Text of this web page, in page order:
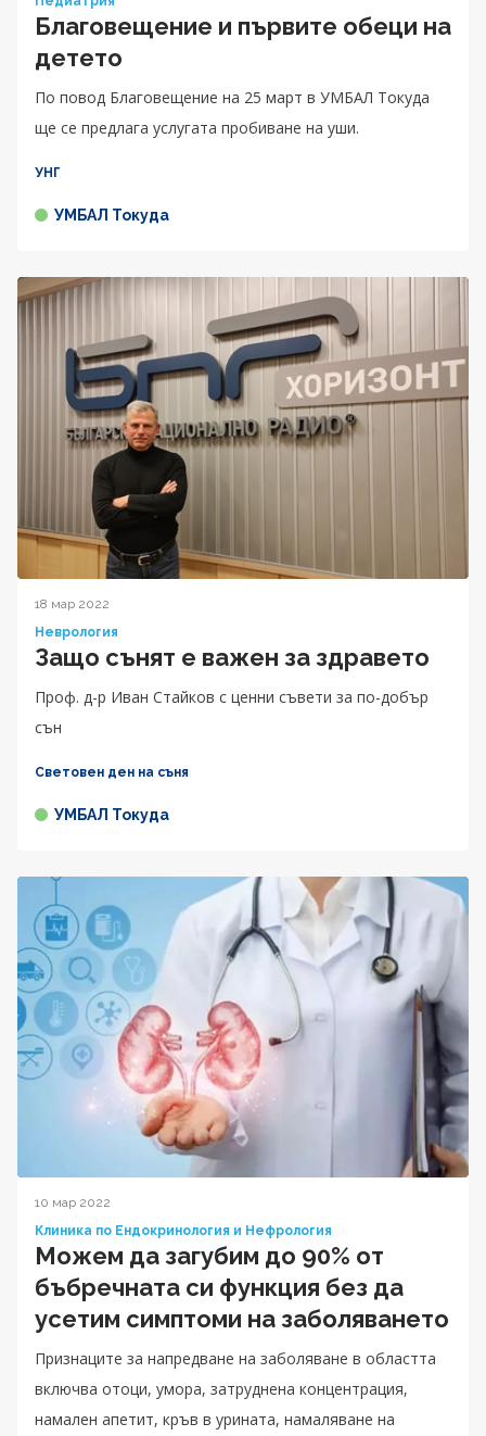
Благовещение и първите обеци на
детето
По повод Благовещение на 25 март в УМБАЛ Токуда
ще се предлага услугата пробиване на уши.
УНГ
УМБАЛ Токуда
18 мар 2022
Неврология
Защо сънят е важен за здравето
Проф. д-р Иван Стайков с ценни съвети за по-добър
сън
Световен ден на съня
УМБАЛ Токуда
10 мар 2022
Клиника по Ендокринология и Нефрология
Можем да загубим до 90% от
бъбречната си функция без да
усетим симптоми на заболяването
Признаците за напредване на заболяване в областта
включва отоци, умора, затруднена концентрация,
намален апетит, кръв в урината, намаляване на